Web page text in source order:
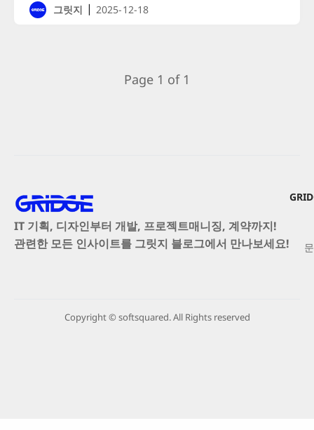
그릿지 | 2025-12-18
Page 1 of 1
IT 기획, 디자인부터 개발, 프로젝트매니징, 계약까지!
관련한 모든 인사이트를 그릿지 블로그에서 만나보세요!
Copyright © softsquared. All Rights reserved